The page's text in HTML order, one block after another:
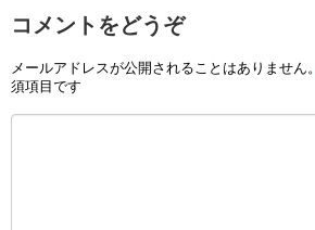
コメントをどうぞ
メールアドレスが公開されることはありません。
須項目です